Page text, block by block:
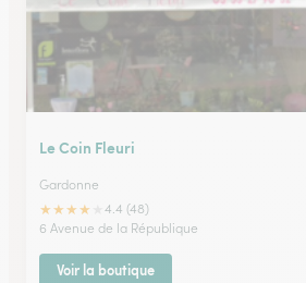
Le Coin Fleuri
Gardonne
★★★★
4.4 (48)
6 Avenue de la République
Voir la boutique